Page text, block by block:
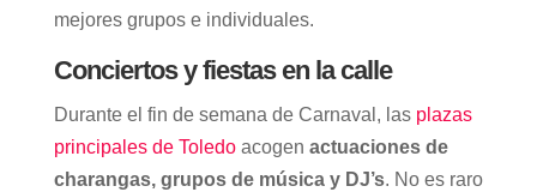
mejores grupos e individuales.
Conciertos y fiestas en la calle
Durante el fin de semana de Carnaval, las plazas
principales de Toledoacogen actuaciones de
charangas, grupos de música y DJ’s. No es raro